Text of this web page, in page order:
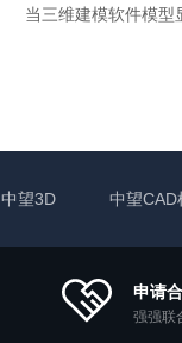
当三维建模软件模型
中望3D 中望CAD
申请
强强联